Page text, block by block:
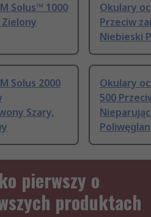
Solus™ 1000
Zielony
Okulary
Przeciw
Niebieski
Solus 2000
Szary,
Okulary
500
Poliwęglan
pierwszy o
produktach